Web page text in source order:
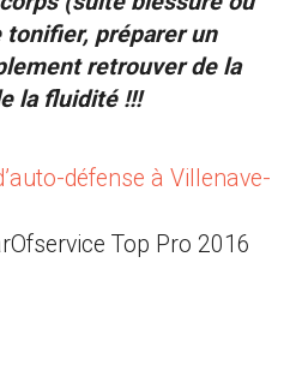
préparer un
retrouver de la
la fluidité !!!